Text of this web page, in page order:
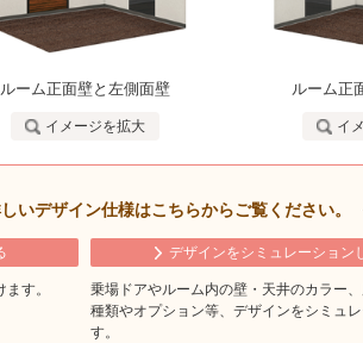
ルーム正面壁と左側面壁
イメージを拡大
ルーム正
イ
いデザイン仕様はこちらからご覧ください。
す。
デザインをシミュレーション
乗場ドアやルーム内の壁・天井のカラー
種類やオプション等、デザインをシミュ
す。